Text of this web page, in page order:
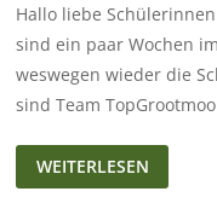
Hallo liebe
sind ein paar Wochen
weswegen wieder die
sind Team
TOPGROOTMOOR!
(WERBUNG)
WEITERLESEN